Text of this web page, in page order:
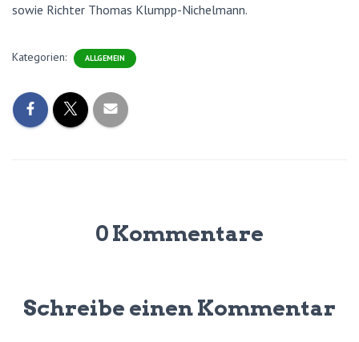
sowie Richter Thomas Klumpp-Nichelmann.
Kategorien: ALLGEMEIN
0 Kommentare
Schreibe einen Kommentar